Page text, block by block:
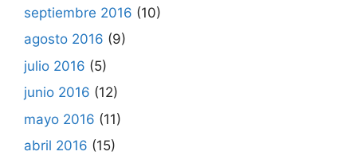
septiembre 2016 (10)
agosto 2016 (9)
julio 2016 (5)
junio 2016 (12)
mayo 2016 (11)
abril 2016 (15)